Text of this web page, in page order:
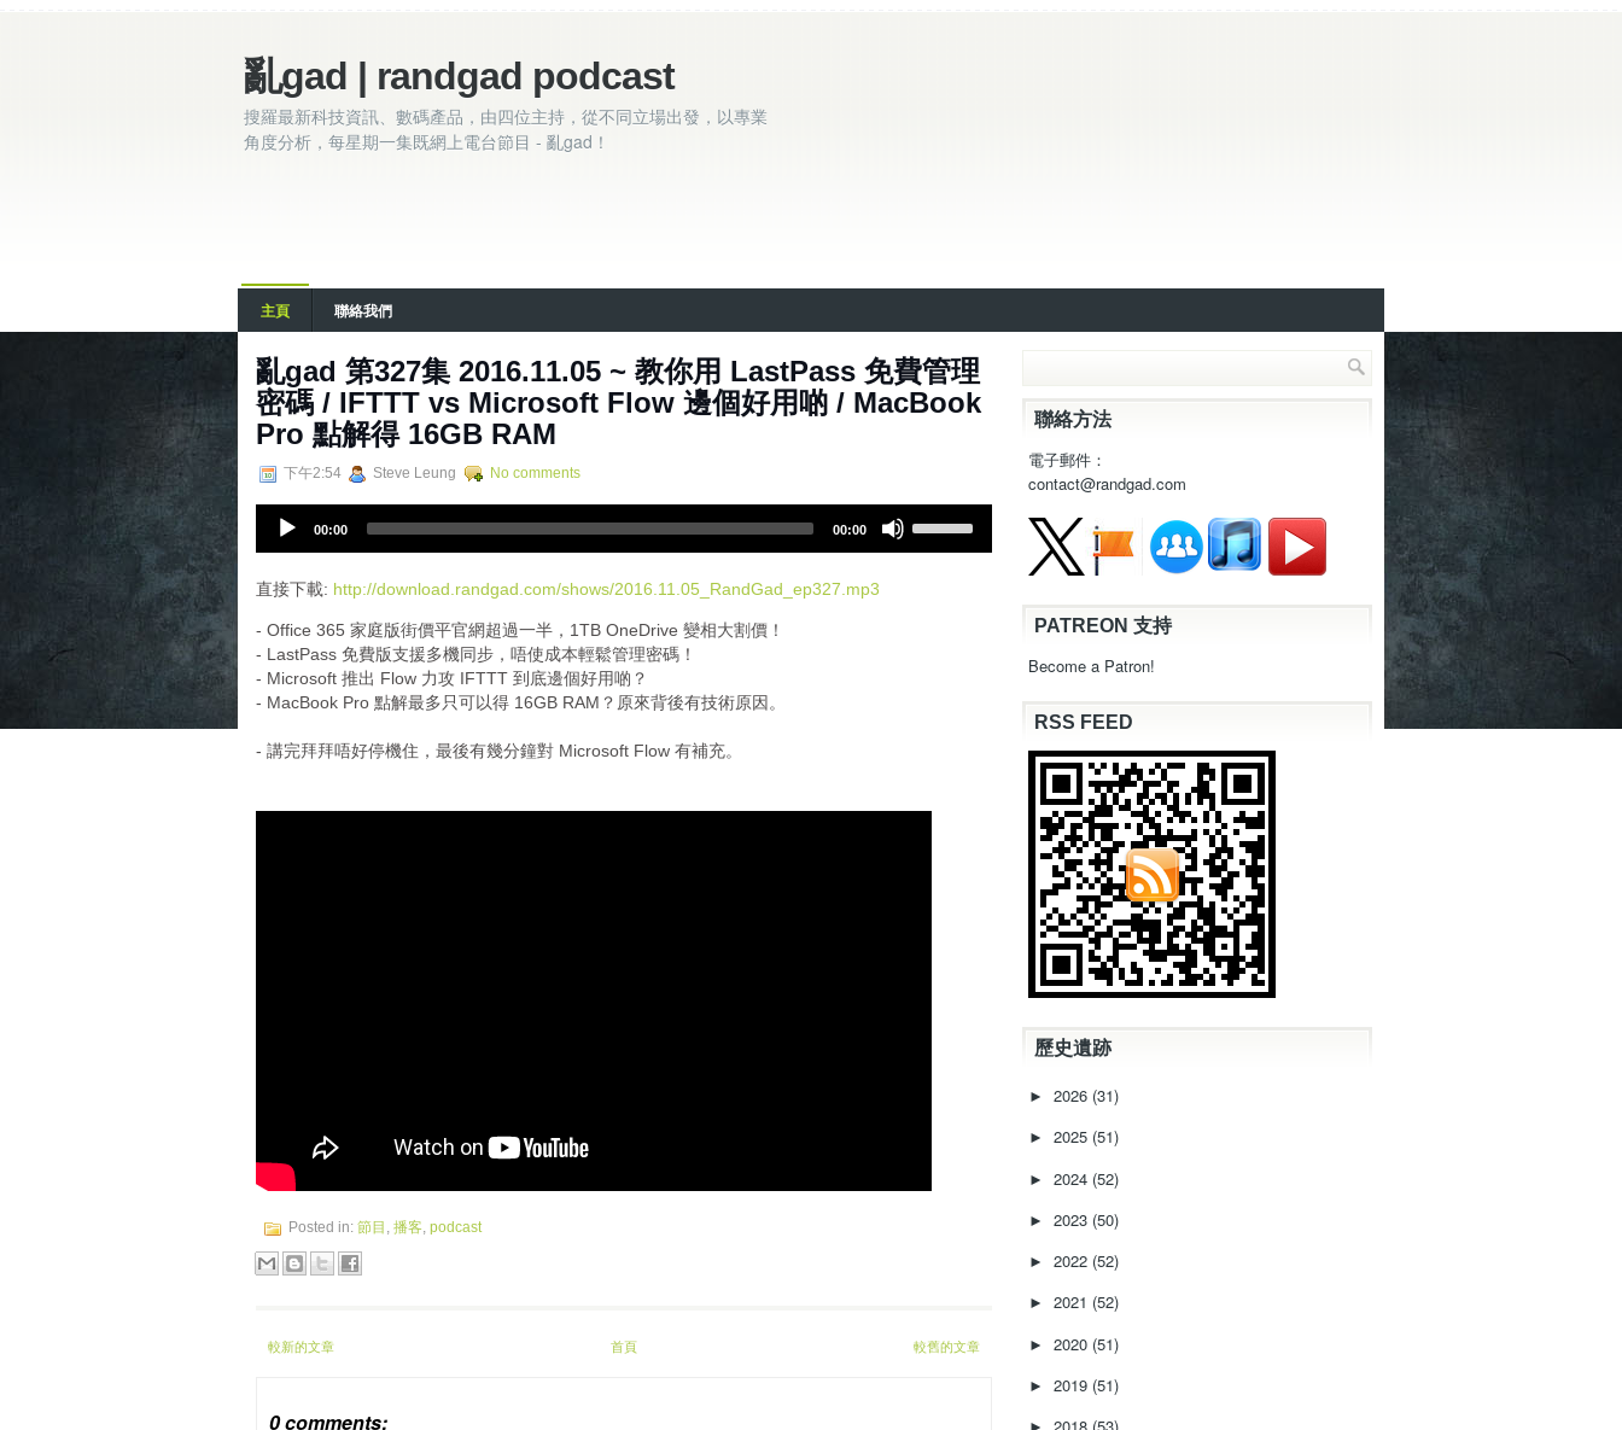
亂gad | randgad podcast
搜羅最新科技資訊、數碼產品，由四位主持，從不同立場出發，以專業
角度分析，每星期一集既網上電台節目 - 亂gad！
主頁 聯絡我們
亂gad 第327集 2016.11.05 ~ 教你用 LastPass 免費管理
密碼 / IFTTT vs Microsoft Flow 邊個好用啲 / MacBook
Pro 點解得 16GB RAM
下午2:54 Steve Leung No comments
i
P
l
a
y
r
00:00 00:00
s
e
e
直接下載: http://download.randgad.com/shows/2016.11.05_RandGad_ep327.mp3
- Office 365 家庭版街價平官網超過一半，1TB OneDrive 變相大割價！
- LastPass 免費版支援多機同步，唔使成本輕鬆管理密碼！
- Microsoft 推出 Flow 力攻 IFTTT 到底邊個好用啲？
- MacBook Pro 點解最多只可以得 16GB RAM？原來背後有技術原因。
- 講完拜拜唔好停機住，最後有幾分鐘對 Microsoft Flow 有補充。
Posted in: 節目 , 播客, podcast
較新的文章 較舊的文章
首頁
0 comments:
聯絡方法
電子郵件：
contact@randgad.com
PATREON 支持
Become a Patron!
RSS FEED
歷史遺跡
► 2026 (31)
► 2025 (51)
► 2024 (52)
► 2023 (50)
► 2022 (52)
► 2021 (52)
► 2020 (51)
► 2019 (51)